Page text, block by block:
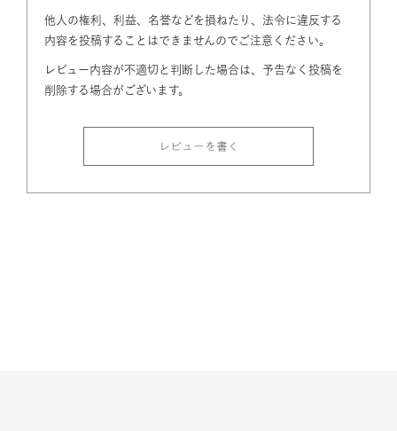
他人の権利、利益、名誉などを損ねたり、法令に違反する
内容を投稿することはできませんのでご注意ください。
レビュー内容が不適切と判断した場合は、予告なく投稿を
削除する場合がございます。
レビューを書く